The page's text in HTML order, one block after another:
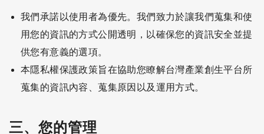
我們承諾以使用者為優先。我們致力於讓我們蒐集和使
用您的資訊的方式公開透明，以確保您的資訊安全並提
供您有意義的選項。
本隱私權保護政策旨在協助您瞭解台灣產業創生平台所
蒐集的資訊內容、蒐集原因以及運用方式。
三、您的管理